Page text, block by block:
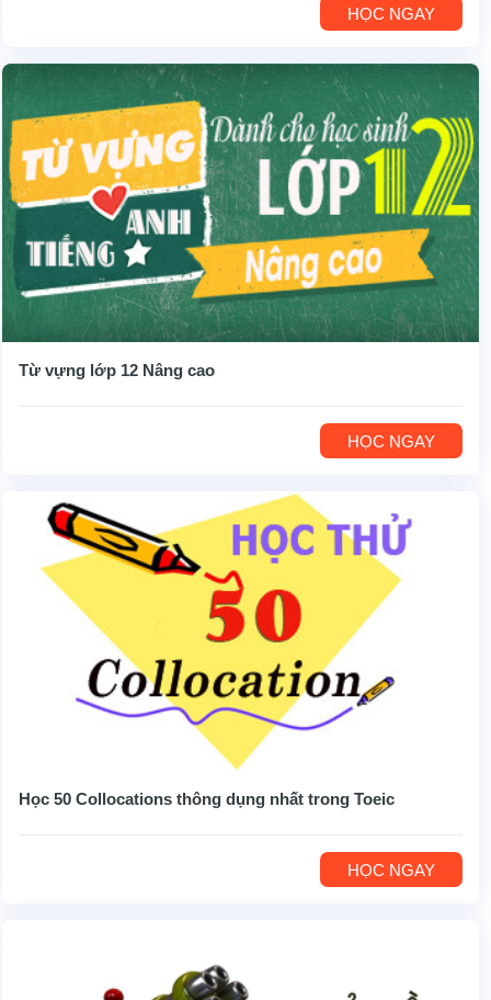
HỌC NGAY
Từ vựng lớp 12 Nâng cao
HỌC NGAY
Học 50 Collocations thông dụng nhất trong Toeic
HỌC NGAY